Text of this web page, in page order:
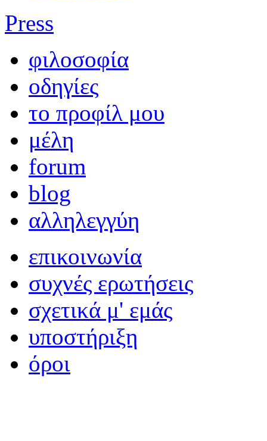
Press
φιλοσοφία
οδηγίες
το προφίλ μου
μέλη
forum
blog
αλληλεγγύη
επικοινωνία
συχνές ερωτήσεις
σχετικά μ' εμάς
υποστήριξη
όροι